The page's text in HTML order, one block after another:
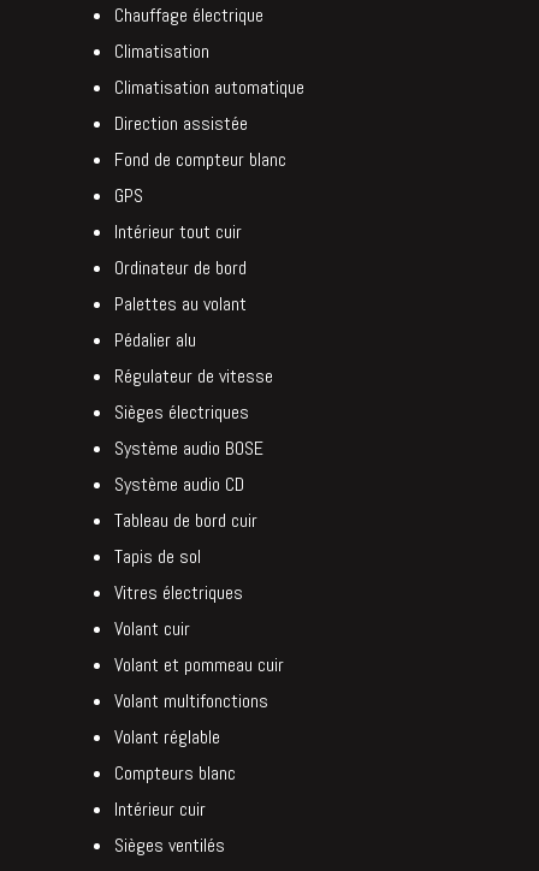
Chauffage électrique
Climatisation
Climatisation automatique
Direction assistée
Fond de compteur blanc
GPS
Intérieur tout cuir
Ordinateur de bord
Palettes au volant
Pédalier alu
Régulateur de vitesse
Sièges électriques
Système audio BOSE
Système audio CD
Tableau de bord cuir
Tapis de sol
Vitres électriques
Volant cuir
Volant et pommeau cuir
Volant multifonctions
Volant réglable
Compteurs blanc
Intérieur cuir
Sièges ventilés